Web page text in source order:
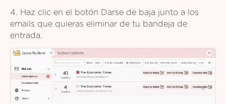
4. Haz clic en el botón Darse de baja junto a los
emails que quieras eliminar de tu bandeja de
entrada.